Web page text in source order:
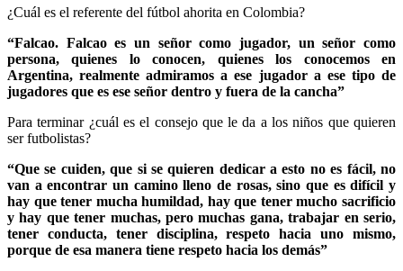
¿Cuál es el referente del fútbol ahorita en Colombia?
“Falcao. Falcao es un señor como jugador, un señor como
persona, quienes lo conocen, quienes los conocemos en
Argentina, realmente admiramos a ese jugador a ese tipo de
jugadores que es ese señor dentro y fuera de la cancha”
Para terminar ¿cuál es el consejo que le da a los niños que quieren
ser futbolistas?
“Que se cuiden, que si se quieren dedicar a esto no es fácil, no
van a encontrar un camino lleno de rosas, sino que es difícil y
hay que tener mucha humildad, hay que tener mucho sacrificio
y hay que tener muchas, pero muchas gana, trabajar en serio,
tener conducta, tener disciplina, respeto hacia uno mismo,
porque de esa manera tiene respeto hacia los demás”